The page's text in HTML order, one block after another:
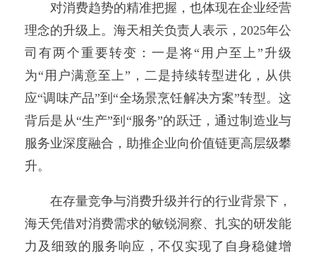
对消费趋势的精准把握，也体现在企业经营
理念的升级上。海天相关负责人表示，2025年公
司有两个重要转变：一是将“用户至上”升级
为“用户满意至上”，二是持续转型进化，从供
应“调味产品”到“全场景烹饪解决方案”转型。这
背后是从“生产”到“服务”的跃迁，通过制造业与
服务业深度融合，助推企业向价值链更高层级攀
升。
在存量竞争与消费升级并行的行业背景下，
海天凭借对消费需求的敏锐洞察、扎实的研发能
力及细致的服务响应，不仅实现了自身稳健增